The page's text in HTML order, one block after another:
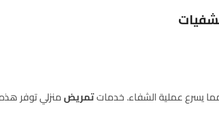
يسرع عملية الشفاء. خدماتتمريضمنزلي توفر